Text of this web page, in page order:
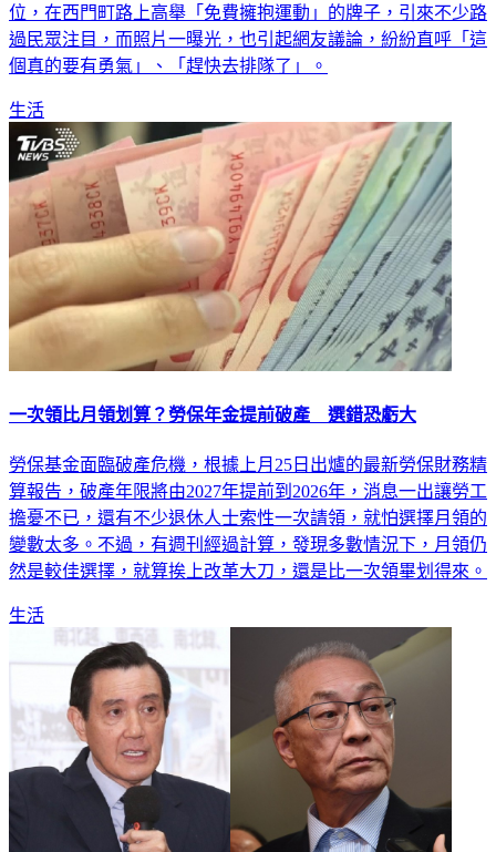
位，在西門町路上高舉「免費擁抱運動」的牌子，引來不少路
過民眾注目，而照片一曝光，也引起網友議論，紛紛直呼「這
個真的要有勇氣」、「趕快去排隊了」。
生活
一次領比月領划算？勞保年金提前破產 選錯恐虧大
勞保基金面臨破產危機，根據上月25日出爐的最新勞保財務精
算報告，破產年限將由2027年提前到2026年，消息一出讓勞工
擔憂不已，還有不少退休人士索性一次請領，就怕選擇月領的
變數太多。不過，有週刊經過計算，發現多數情況下，月領仍
然是較佳選擇，就算挨上改革大刀，還是比一次領畢划得來。
生活